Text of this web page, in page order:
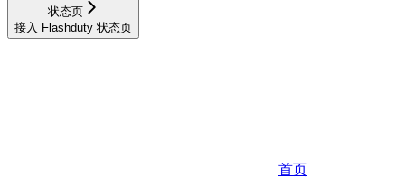
状态页
接入 Flashduty 状态页
首页